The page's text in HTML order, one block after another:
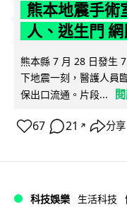
熊本地震手術
人、逃生門
熊本縣 7 月 28 日發生
下地震一刻，醫護人員
保出口流通。片段...
67 21 ↗ 分享
科技娛樂 生活科技